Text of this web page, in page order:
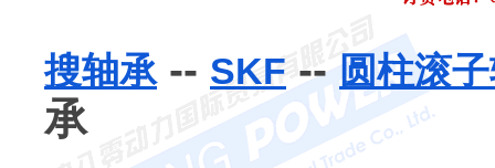
搜轴承-- SKF -- 圆柱滚
承